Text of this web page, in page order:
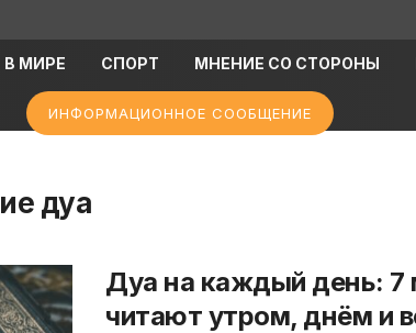
В МИРЕ СПОРТ МНЕНИЕ СО СТОРОНЫ
ИНФОРМАЦИОННОЕ СООБЩЕНИЕ
дуа
Дуа на каждый день: 7
читают утром, днём и